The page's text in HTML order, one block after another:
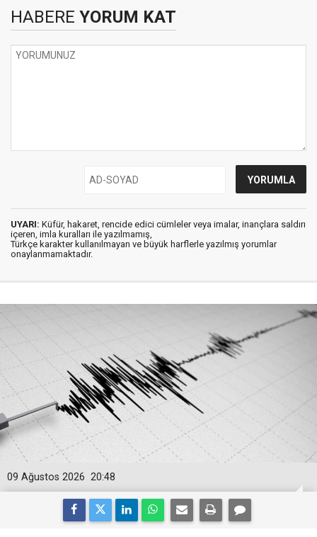
HABERE YORUM KAT
UYARI: Küfür, hakaret, rencide edici cümleler veya imalar, inançlara saldırı
içeren, imla kuralları ile yazılmamış,
Türkçe karakter kullanılmayan ve büyük harflerle yazılmış yorumlar
onaylanmamaktadır.
20:48
09 Ağustos 2026